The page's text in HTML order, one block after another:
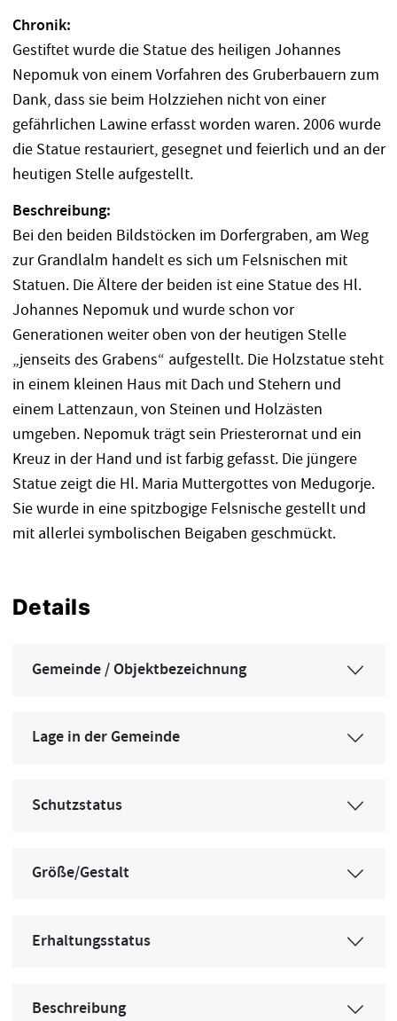
Chronik:
Gestiftet wurde die Statue des heiligen Johannes
Nepomuk von einem Vorfahren des Gruberbauern zum
Dank, dass sie beim Holzziehen nicht von einer
gefährlichen Lawine erfasst worden waren. 2006 wurde
die Statue restauriert, gesegnet und feierlich und an der
heutigen Stelle aufgestellt.
Beschreibung:
Bei den beiden Bildstöcken im Dorfergraben, am Weg
zur Grandlalm handelt es sich um Felsnischen mit
Statuen. Die Ältere der beiden ist eine Statue des Hl.
Johannes Nepomuk und wurde schon vor
Generationen weiter oben von der heutigen Stelle
„jenseits des Grabens“ aufgestellt. Die Holzstatue steht
in einem kleinen Haus mit Dach und Stehern und
einem Lattenzaun, von Steinen und Holzästen
umgeben. Nepomuk trägt sein Priesterornat und ein
Kreuz in der Hand und ist farbig gefasst. Die jüngere
Statue zeigt die Hl. Maria Muttergottes von Medugorje.
Sie wurde in eine spitzbogige Felsnische gestellt und
mit allerlei symbolischen Beigaben geschmückt.
Details
Gemeinde / Objektbezeichnung
Lage in der Gemeinde
Schutzstatus
Größe/Gestalt
Erhaltungsstatus
Beschreibung